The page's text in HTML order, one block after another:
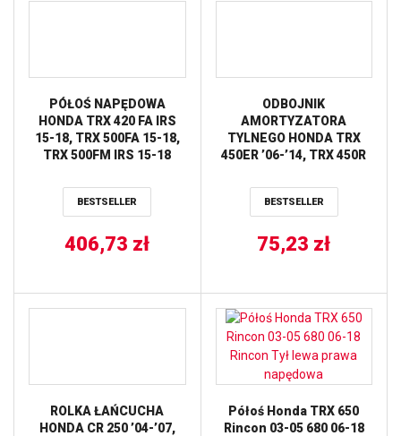
PÓŁOŚ NAPĘDOWA
HONDA TRX 420 FA IRS
15-18, TRX 500FA 15-18,
TRX 500FM IRS 15-18
ALL BALLS
BESTSELLER
406,73 zł
ODBOJNIK
AMORTYZATORA
TYLNEGO HONDA TRX
450ER ’06-’14, TRX 450R
BESTSELLER
75,23 zł
ROLKA ŁAŃCUCHA
HONDA CR 250 ’04-’07,
Półoś Honda TRX 650
Rincon 03-05 680 06-18